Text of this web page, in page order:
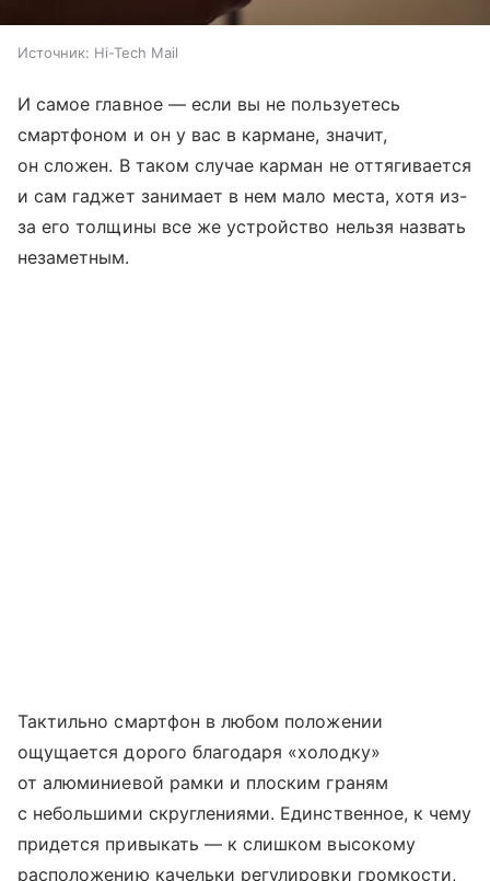
Источник: Hi-Tech Mail
И самое главное — если вы не пользуетесь
смартфоном и он у вас в кармане, значит,
он сложен. В таком случае карман не оттягивается
и сам гаджет занимает в нем мало места, хотя из-
за его толщины все же устройство нельзя назвать
незаметным.
Тактильно смартфон в любом положении
ощущается дорого благодаря «холодку»
от алюминиевой рамки и плоским граням
с небольшими скруглениями. Единственное, к чему
придется привыкать — к слишком высокому
расположению качельки регулировки громкости,